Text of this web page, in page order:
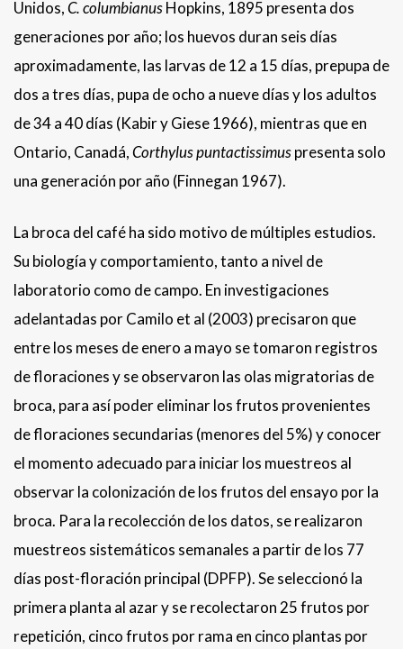
Unidos,C. columbianusHopkins, 1895 presenta dos
generaciones por año; los huevos duran seis días
aproximadamente, las larvas de 12 a 15 días, prepupa de
dos a tres días, pupa de ocho a nueve días y los adultos
de 34 a 40 días (Kabir y Giese 1966), mientras que en
Ontario, Canadá,Corthylus puntactissimuspresenta solo
una generación por año (Finnegan 1967).
La broca del café ha sido motivo de múltiples estudios.
Su biología y comportamiento, tanto a nivel de
laboratorio como de campo. En investigaciones
adelantadas por Camilo et al (2003) precisaron que
entre los meses de enero a mayo se tomaron registros
de floraciones y se observaron las olas migratorias de
broca, para así poder eliminar los frutos provenientes
de floraciones secundarias (menores del 5%) y conocer
el momento adecuado para iniciar los muestreos al
observar la colonización de los frutos del ensayo por la
broca. Para la recolección de los datos, se realizaron
muestreos sistemáticos semanales a partir de los 77
días post-floración principal (DPFP). Se seleccionó la
primera planta al azar y se recolectaron 25 frutos por
repetición, cinco frutos por rama en cinco plantas por